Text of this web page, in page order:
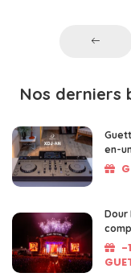
Nos derniers
en-
Dour
-